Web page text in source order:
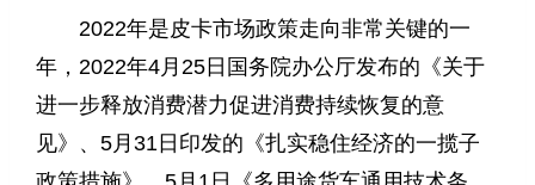
2022年是皮卡市场政策走向非常关键的一
年，2022年4月25日国务院办公厅发布的《关于
进一步释放消费潜力促进消费持续恢复的意
见》、5月31日印发的《扎实稳住经济的一揽子